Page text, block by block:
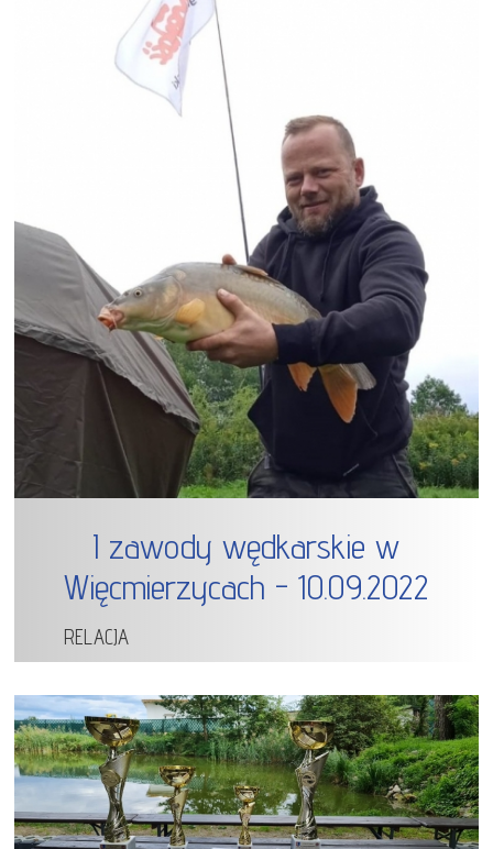
I zawody wędkarskie w
Więcmierzycach - 10.09.2022
RELACJA